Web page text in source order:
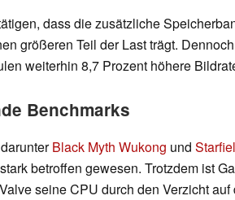
dass die zusätzliche
größeren Teil der Last trägt.
weiterhin 8,7 Prozent höhere
Benchmarks
Black Myth Wukong und
betroffen gewesen. Trotzdem ist
seine CPU durch den Verzicht